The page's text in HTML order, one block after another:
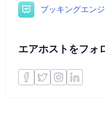
ブッキングエン
エアホストをフォ